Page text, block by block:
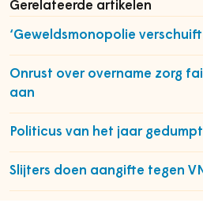
Gerelateerde artikelen
‘Geweldsmonopolie
Onrust over overname zorg
aan
Politicus van het jaar
Slijters doen aangifte tegen